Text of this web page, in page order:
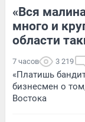
«Вся
много и
области
7 часов 3 219
«Платишь
бизнесмен о
Востока